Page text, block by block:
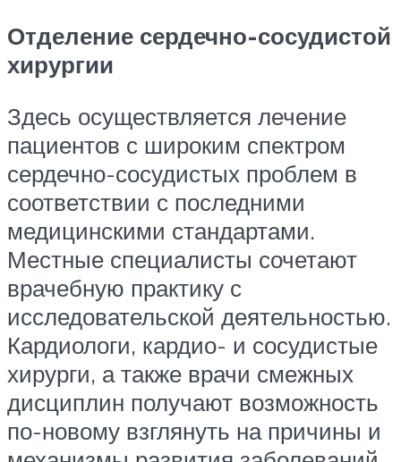
Отделение сердечно-сосудистой
хирургии
Здесь осуществляется лечение
пациентов с широким спектром
сердечно-сосудистых проблем в
соответствии с последними
медицинскими стандартами.
Местные специалисты сочетают
врачебную практику с
исследовательской деятельностью.
Кардиологи, кардио- и сосудистые
хирурги, а также врачи смежных
дисциплин получают возможность
по-новому взглянуть на причины и